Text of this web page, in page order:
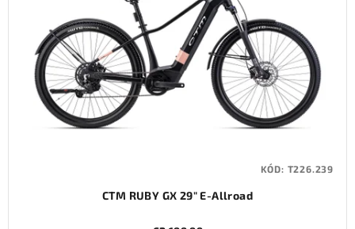
CTM RUBY GX 29" E-Allroad
KÓD: T226.239